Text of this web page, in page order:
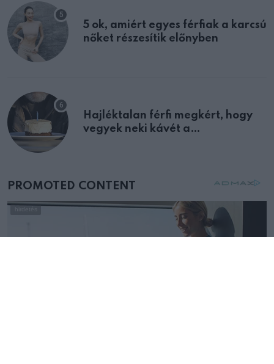
5 ok, amiért egyes férfiak a karcsú
nőket részesítik előnyben
Hajléktalan férfi megkért, hogy
vegyek neki kávét a